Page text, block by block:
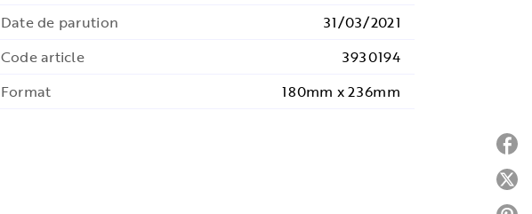
Date de parution
31/03/2021
Code article
3930194
Format
180mm x 236mm